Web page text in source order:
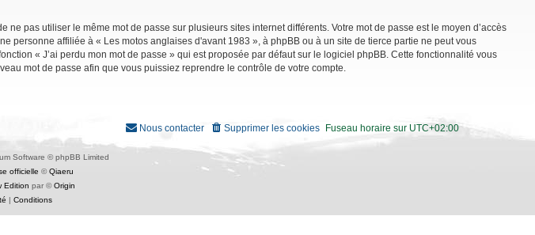
pas utiliser le même mot de passe sur plusieurs sites internet différents. Votre mot de passe est le moyen d’accès
personne affiliée à « Les motos anglaises d'avant 1983 », à phpBB ou à un site de tierce partie ne peut vous
« J’ai perdu mon mot de passe » qui est proposée par défaut sur le logiciel phpBB. Cette fonctionnalité vous
mot de passe afin que vous puissiez reprendre le contrôle de votre compte.
Fuseau horaire sur UTC+02:00
Supprimer les cookies
Nous contacter
Software © phpBB Limited
officielle ©Qiaeru
Edition par ©Origin
Conditions